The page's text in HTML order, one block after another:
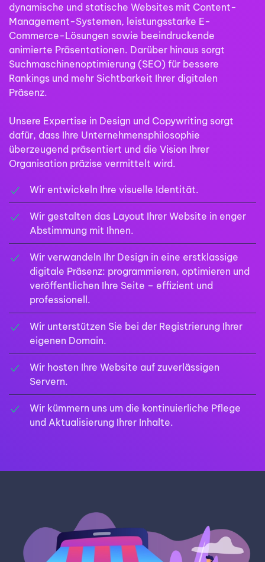
dynamische und statische Websites mit Content-
Management-Systemen, leistungsstarke E-
Commerce-Lösungen sowie beeindruckende
animierte Präsentationen. Darüber hinaus sorgt
Suchmaschinenoptimierung (SEO) für bessere
Rankings und mehr Sichtbarkeit Ihrer digitalen
Präsenz.
Unsere Expertise in Design und Copywriting sorgt
dafür, dass Ihre Unternehmensphilosophie
überzeugend präsentiert und die Vision Ihrer
Organisation präzise vermittelt wird.
Wir entwickeln Ihre visuelle Identität.
Wir gestalten das Layout Ihrer Website in enger
Abstimmung mit Ihnen.
Wir verwandeln Ihr Design in eine erstklassige
digitale Präsenz: programmieren, optimieren und
veröffentlichen Ihre Seite – effizient und
professionell.
Wir unterstützen Sie bei der Registrierung Ihrer
eigenen Domain.
Wir hosten Ihre Website auf zuverlässigen
Servern.
Wir kümmern uns um die kontinuierliche Pflege
und Aktualisierung Ihrer Inhalte.